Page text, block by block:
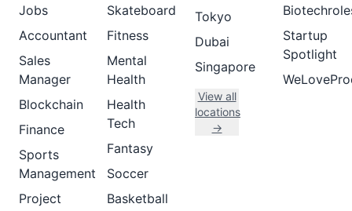
Jobs
Accountant
Sales
Manager
Blockchain
Finance
Sports
Management
Project
Skateboard
Fitness
Mental
Health
Health
Tech
Fantasy
Soccer
Basketball
Tokyo
Dubai
Singapore
View all
locations
→
Startup
Spotlight